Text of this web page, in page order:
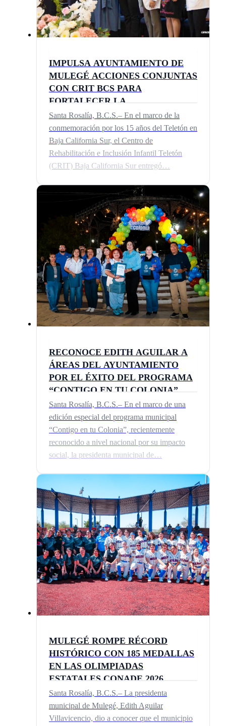
IMPULSA AYUNTAMIENTO DE
MULEGÉ ACCIONES CONJUNTAS
CON CRIT BCS PARA
FORTALECER LA
REHABILITACIÓN INFANTIL
Santa Rosalía, B.C.S.– En el marco de la
conmemoración por los 15 años del Teletón en
Baja California Sur, el Centro de
Rehabilitación e Inclusión Infantil Teletón
(CRIT) Baja California Sur entregó…
RECONOCE EDITH AGUILAR A
ÁREAS DEL AYUNTAMIENTO
POR EL ÉXITO DEL PROGRAMA
“CONTIGO EN TU COLONIA”
Santa Rosalía, B.C.S.– En el marco de una
edición especial del programa municipal
“Contigo en tu Colonia”, recientemente
reconocido a nivel nacional por su impacto
social, la presidenta municipal de…
MULEGÉ ROMPE RÉCORD
HISTÓRICO CON 185 MEDALLAS
EN LAS OLIMPIADAS
ESTATALES CONADE 2026
Santa Rosalía, B.C.S.– La presidenta
municipal de Mulegé, Edith Aguilar
Villavicencio, dio a conocer que el municipio